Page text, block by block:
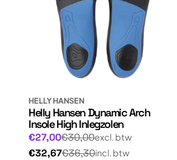
HELLY HANSEN
Helly Hansen Dynamic Arch
Insole High Inlegzolen
Aanbiedingsprijs
€27,00
Normale
prijs
€30,00excl. btw
€32,67
Normale€36,30incl. btw